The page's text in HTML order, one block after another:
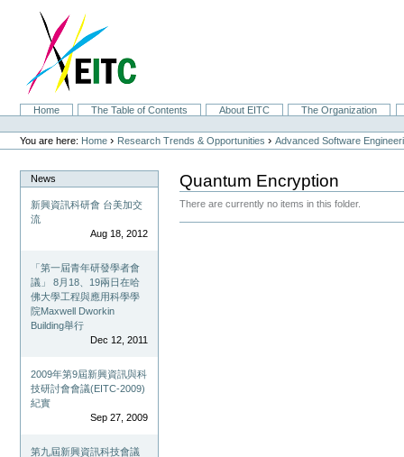
navigation
SectionsHome The Table of Contents About EITC
The Organization
Personal
tools
You are here: Home › Research Trends & Opportunities ›Advanced Software
News
新興資訊科研會 台美加交
流
Aug 18, 2012
「第一屆青年研發學者會
議」 8月18、19兩日在哈
佛大學工程與應用科學學
院Maxwell Dworkin
Building舉行
Dec 12, 2011
2009年第9屆新興資訊與科
技研討會會議(EITC-2009)
紀實
Sep 27, 2009
第九屆新興資訊科技會議
Quantum Encryption
There are currently no items in this folder.